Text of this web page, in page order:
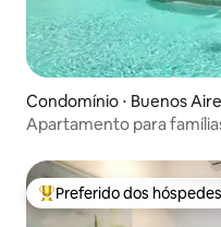
Condomínio ⋅ Buenos
Apartamento para
Entre os melhores
Preferido dos hóspedes